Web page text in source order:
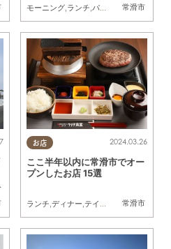
ちネタ 常滑市
モーニング,ランチ,パン カフェ,スイーツ
お店
常滑市
2024.03.26
ここ半年以内に常滑市でオー
プンしたお店 15選
ランチ,ディナー,テイクアウト ,開店